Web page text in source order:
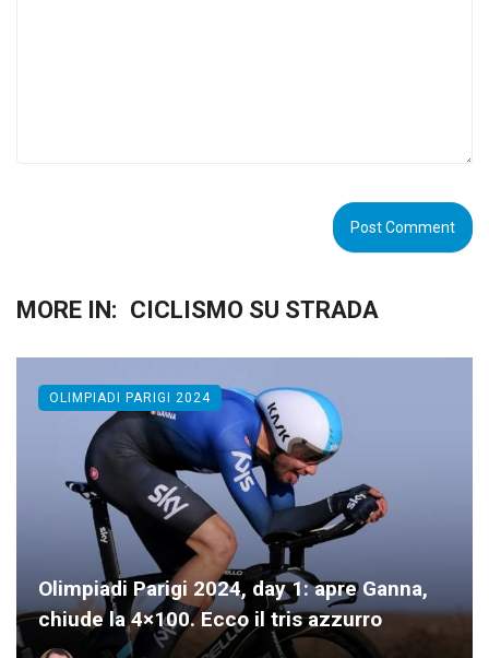
MORE IN: CICLISMO SU STRADA
Olimpiadi Parigi 2024, day 1: apre Ganna,
chiude la 4×100. Ecco il tris azzurro
OLIMPIADI PARIGI 2024